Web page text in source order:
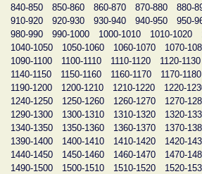
840-850
850-860 860-870 870-880 880-
910-920
920-930 930-940 940-950 950-
980-990
990-1000 1000-1010 1010-1020
1040-1050
1050-1060 1060-1070 1070-
1090-1100
1100-1110 1110-1120 1120-1130
1140-1150
1150-1160 1160-1170 1170-1180
1190-1200
1200-1210 1210-1220 1220-
1240-1250
1250-1260 1260-1270 1270-
1290-1300
1300-1310 1310-1320 1320-
1340-1350
1350-1360 1360-1370 1370-
1390-1400
1400-1410 1410-1420 1420-
1440-1450
1450-1460 1460-1470 1470-
1490-1500
1500-1510 1510-1520 1520-